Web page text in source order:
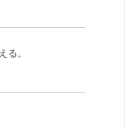
る。